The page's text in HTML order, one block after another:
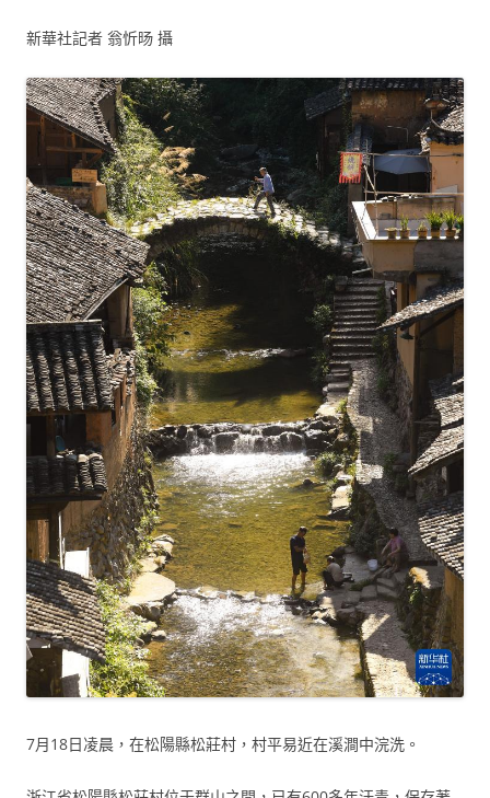
新華社記者 翁忻旸 攝
7月18日凌晨，在松陽縣松莊村，村平易近在溪澗中浣洗。